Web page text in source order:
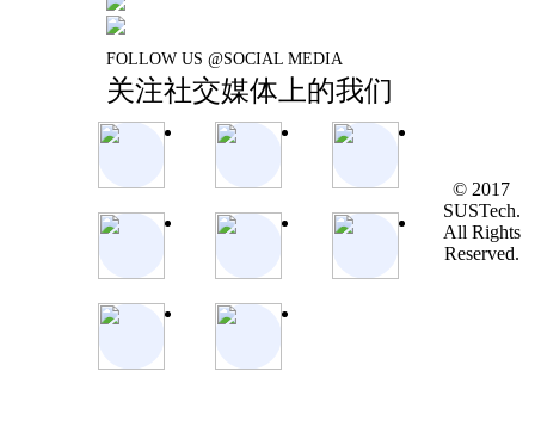
FOLLOW US @SOCIAL MEDIA
关注社交媒体上的我们
© 2017
SUSTech.
All Rights
Reserved.